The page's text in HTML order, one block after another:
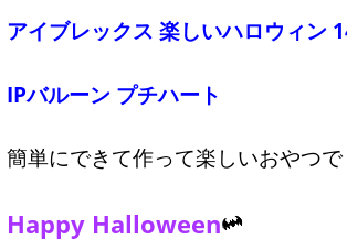
アイブレックス 楽しいハロウィン
IPバルーン プチハート
簡単にできて作って楽しいおやつで
Happy Halloween